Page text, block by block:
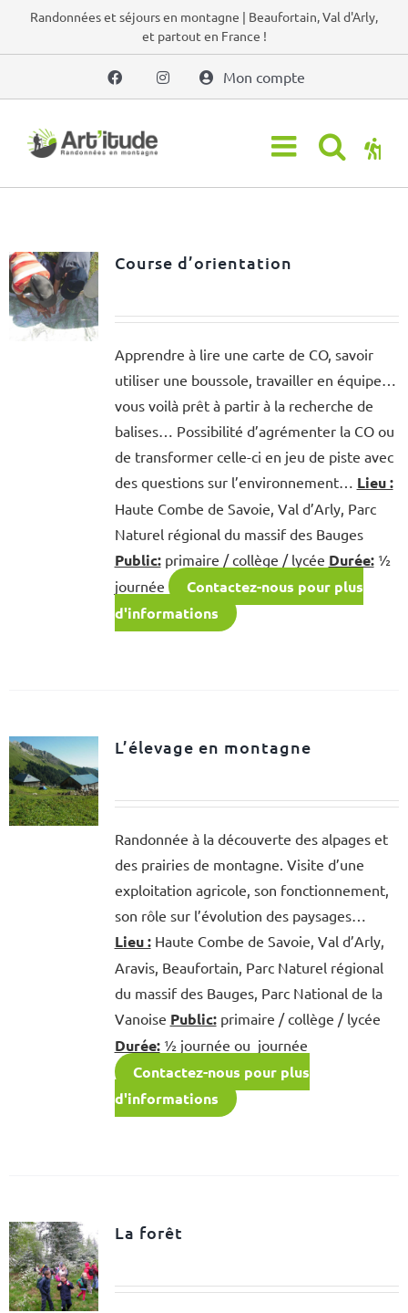
PasserRandonnées et séjours en montagne | Beaufortain, Val d'Arly,
et partout en France !
Mon compte
Course d’orientation
Apprendre à lire une carte de CO, savoir
utiliser une boussole, travailler en équipe…
vous voilà prêt à partir à la recherche de
balises… Possibilité d’agrémenter la CO ou
de transformer celle-ci en jeu de piste avec
des questions sur l’environnement… Lieu :
Haute Combe de Savoie, Val d’Arly, Parc
Naturel régional du massif des Bauges
Public:primaire / collège / lycée Durée:½
journée
Contactez-nous pour plus
d'informations
L’élevage en montagne
Randonnée à la découverte des alpages et
des prairies de montagne. Visite d’une
exploitation agricole, son fonctionnement,
son rôle sur l’évolution des paysages…
Lieu :Haute Combe de Savoie, Val d’Arly,
Aravis, Beaufortain, Parc Naturel régional
du massif des Bauges, Parc National de la
Vanoise Public:primaire / collège / lycée
Durée:½ journée ou journée
Contactez-nous pour plus
d'informations
La forêt